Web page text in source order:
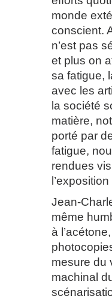
monde
conscient.
n’est pas
et plus on
sa fatigue,
avec les
la société
matière,
porté par
fatigue,
rendues
Jean-
même
à
mesure du
machinal